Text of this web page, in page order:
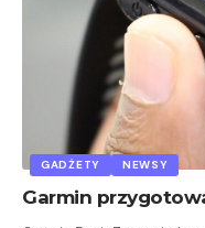
GADŻETY NEWSY
Garmin